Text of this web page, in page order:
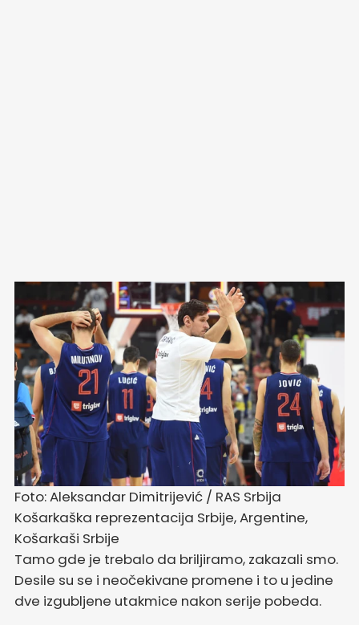
Foto: Aleksandar Dimitrijević / RAS Srbija
Košarkaška reprezentacija Srbije, Argentine,
Košarkaši Srbije
Tamo gde je trebalo da briljiramo, zakazali smo.
Desile su se i neočekivane promene i to u jedine
dve izgubljene utakmice nakon serije pobeda.